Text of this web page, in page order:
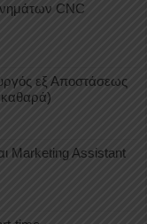
CNC
εξ Αποστάσεως
καθαρά)
Marketing Assistant